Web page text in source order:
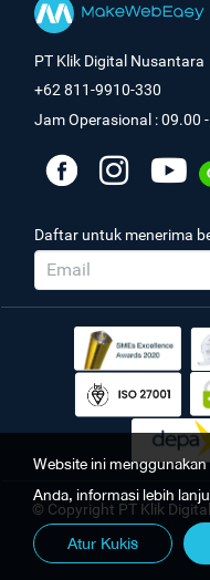
PT Klik Digital Nusantara
+62 811-9910-330
Jam Operasional : 09.00
Daftar untuk menerima
© Copyright PT Klik
Website ini
Anda, informasi lebih
Atur Kukis